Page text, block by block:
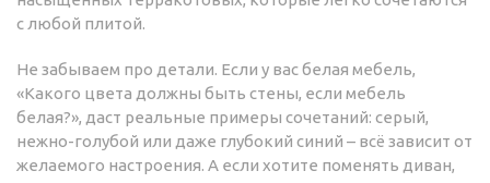
с любой плитой.
Не забываем про детали. Если у вас белая мебель,
«Какого цвета должны быть стены, если мебель
белая?», даст реальные примеры сочетаний: серый,
нежно-голубой или даже глубокий синий – всё зависит от
желаемого настроения. А если хотите поменять диван,